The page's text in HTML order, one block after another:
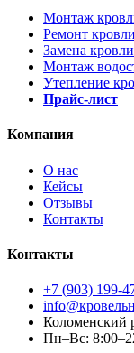
Монтаж
Ремонт кровли
Замена кровли
Монтаж
Утепление
Прайс-лист
Компания
О нас
Кейсы
Отзывы
Контакты
Контакты
+7 (903) 199-
Коломенский
Пн–Вс: